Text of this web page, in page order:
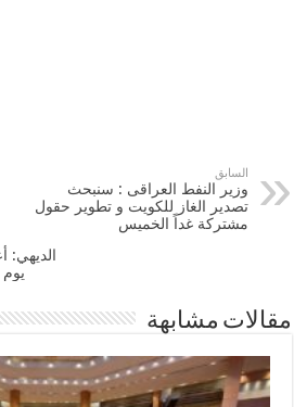
السابق
وزير النفط العراقى : سنبحث
تصدير الغاز للكويت و تطوير حقول
مشتركة غداً الخميس
الديهي:
يوم 22 يناير بتوجهيات تركية
مقالات مشابهة